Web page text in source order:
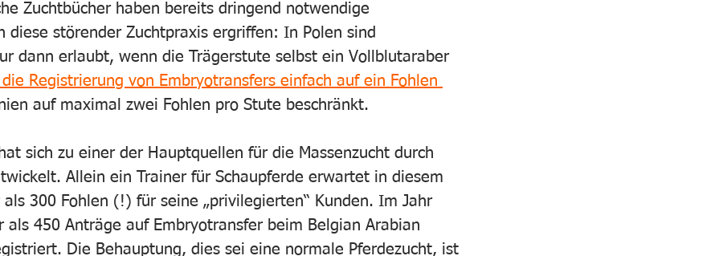
Zuchtbücher haben bereits dringend notwendige
diese störender Zuchtpraxis ergriffen: In Polen sind
dann erlaubt, wenn die Trägerstute selbst ein Vollblutaraber
Registrierung von Embryotransfers einfach auf ein Fohlen
auf maximal zwei Fohlen pro Stute beschränkt.
sich zu einer der Hauptquellen für die Massenzucht durch
Allein ein Trainer für Schaupferde erwartet in diesem
300 Fohlen (!) für seine „privilegierten“ Kunden. Im Jahr
als 450 Anträge auf Embryotransfer beim Belgian Arabian
Die Behauptung, dies sei eine normale Pferdezucht, ist